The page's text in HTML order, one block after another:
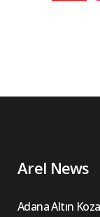
Arel News
Adana Altın